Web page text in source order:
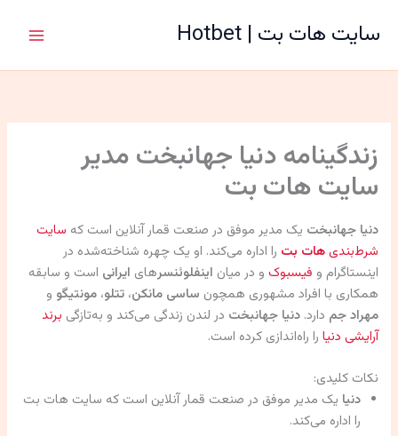
سایت هات بت | Hotbet
زندگینامه دنیا جهانبخت مدیر
سایت هات بت
دنیا جهانبخت یک مدیر موفق در صنعت قمار آنلاین است که سایت
شرط‌بندیهات بت را اداره می‌کند. او یک چهره شناخته‌شده در
اینستاگرام و فیسبوک و در میان اینفلوئنسرهای ایرانی است و سابقه
همکاری با افراد مشهوری همچون ساسی مانکن،تتلو،مونتیگو و
مهراد جم دارد.دنیا جهانبخت در لندن زندگی می‌کند و به‌تازگی برند
آرایشی دنیا را راه‌اندازی کرده است.
نکات کلیدی:
دنیا یک مدیر موفق در صنعت قمار آنلاین است که سایت هات بت
را اداره می‌کند.